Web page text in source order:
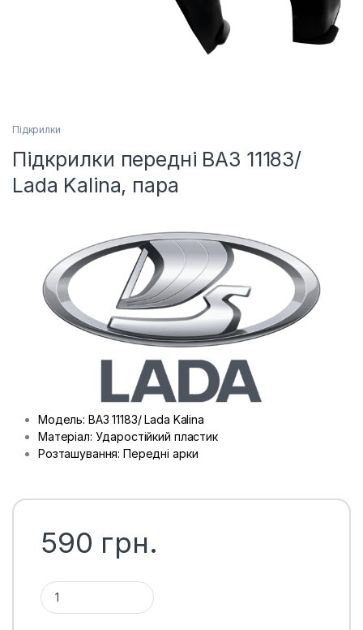
Підкрилки
Підкрилки передні ВАЗ 11183/
Lada Kalina, пара
Модель: ВАЗ 11183/ Lada Kalina
Матеріал: Ударостійкий пластик
Розташування: Передні арки
590 грн.
Підкрилки передні ВАЗ 11183/ Lada Kalina, пара кількість